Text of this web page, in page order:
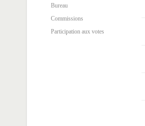
Bureau
Commissions
Participation aux votes